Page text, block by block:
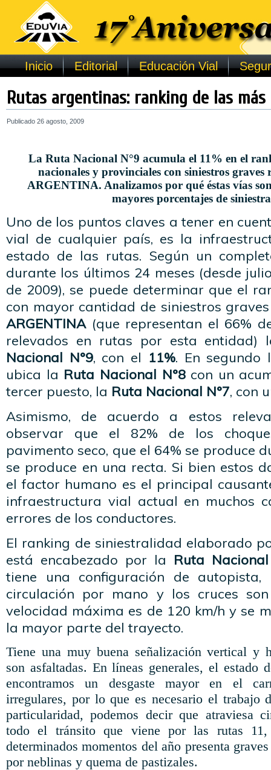
Inicio Editorial Educación Vial
Rutas argentinas: ranking de las
Publicado 26 agosto, 2009
La Ruta Nacional N°9 acumula el 11% en el
nacionales y provinciales con siniestros
ARGENTINA. Analizamos por qué éstas vías
mayores porcentajes de
Uno de los puntos claves a tener en
vial de cualquier país, es la
estado de las rutas. Según un
durante los últimos 24 meses (desde
de 2009), se puede determinar que el
con mayor cantidad de siniestros
ARGENTINA(que representan el 66%
relevados en rutas por esta entidad)
Nacional N°9, con el 11%. En segundo
ubica la Ruta Nacional N°8con un
tercer puesto, la Ruta Nacional N°7, con
Asimismo, de acuerdo a estos
observar que el 82% de los
pavimento seco, que el 64% se produce
se produce en una recta. Si bien estos
el factor humano es el principal
infraestructura vial actual en muchos
errores de los conductores.
El ranking de siniestralidad elaborado
está encabezado por la Ruta
tiene una configuración de
circulación por mano y los cruces
velocidad máxima es de 120 km/h y se
la mayor parte del trayecto.
Tiene una muy buena señalización vertical y
son asfaltadas. En líneas generales, el estado
encontramos un desgaste mayor en el
irregulares, por lo que es necesario el trabajo
particularidad, podemos decir que atraviesa
todo el tránsito que viene por las rutas
determinados momentos del año presenta
por neblinas y quema de pastizales.